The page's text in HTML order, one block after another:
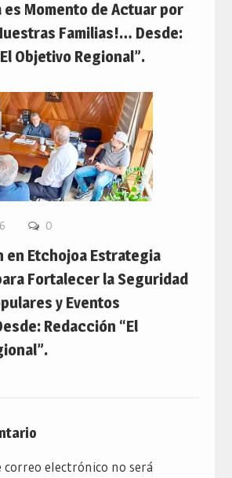
es Momento de Actuar por
Familias!… Desde:
Objetivo Regional”.
0
en Etchojoa Estrategia
Fortalecer la Seguridad
y Eventos
Redacción “El
correo electrónico no será